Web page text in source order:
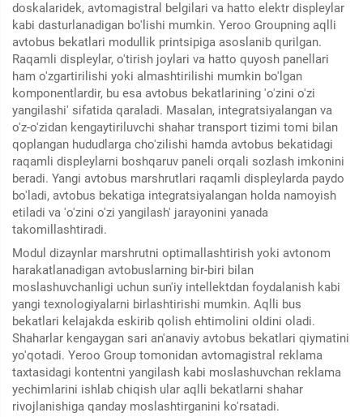
doskalaridek, avtomagistral belgilari va hatto elektr displeylar
kabi dasturlanadigan bo'lishi mumkin. Yeroo Groupning aqlli
avtobus bekatlari modullik printsipiga asoslanib qurilgan.
Raqamli displeylar, o'tirish joylari va hatto quyosh panellari
ham o'zgartirilishi yoki almashtirilishi mumkin bo'lgan
komponentlardir, bu esa avtobus bekatlarining 'o'zini o'zi
yangilashi' sifatida qaraladi. Masalan, integratsiyalangan va
o'z-o'zidan kengaytiriluvchi shahar transport tizimi tomi bilan
qoplangan hududlarga cho'zilishi hamda avtobus bekatidagi
raqamli displeylarni boshqaruv paneli orqali sozlash imkonini
beradi. Yangi avtobus marshrutlari raqamli displeylarda paydo
bo'ladi, avtobus bekatiga integratsiyalangan holda namoyish
etiladi va 'o'zini o'zi yangilash' jarayonini yanada
takomillashtiradi.
Modul dizaynlar marshrutni optimallashtirish yoki avtonom
harakatlanadigan avtobuslarning bir-biri bilan
moslashuvchanligi uchun sun'iy intellektdan foydalanish kabi
yangi texnologiyalarni birlashtirishi mumkin. Aqlli bus
bekatlari kelajakda eskirib qolish ehtimolini oldini oladi.
Shaharlar kengaygan sari an'anaviy avtobus bekatlari qiymatini
yo'qotadi. Yeroo Group tomonidan avtomagistral reklama
taxtasidagi kontentni yangilash kabi moslashuvchan reklama
yechimlarini ishlab chiqish ular aqlli bekatlarni shahar
rivojlanishiga qanday moslashtirganini ko'rsatadi.